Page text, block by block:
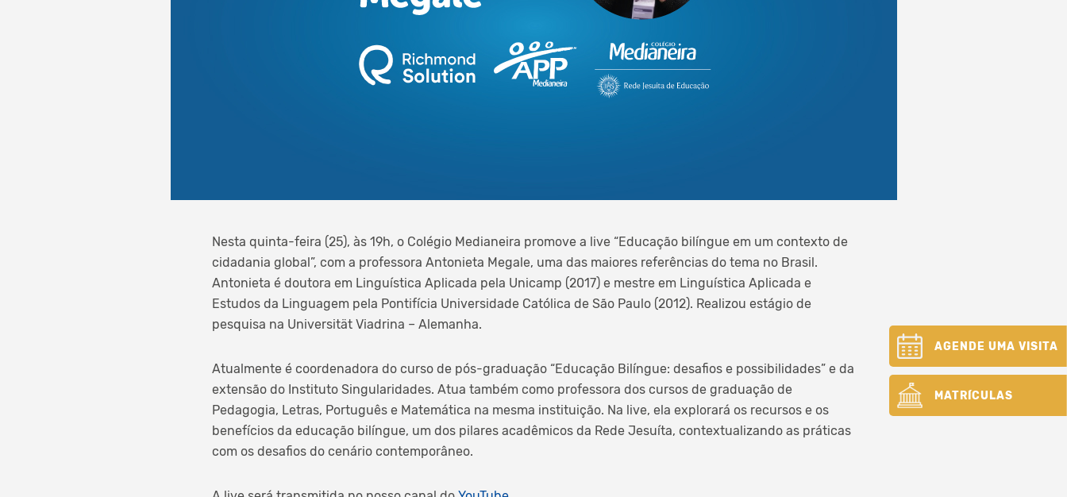
Nesta quinta-feira (25), às 19h, o Colégio Medianeira promove a live “Educação bilíngue em um contexto de
cidadania global”, com a professora Antonieta Megale, uma das maiores referências do tema no Brasil.
Antonieta é doutora em Linguística Aplicada pela Unicamp (2017) e mestre em Linguística Aplicada e
Estudos da Linguagem pela Pontifícia Universidade Católica de São Paulo (2012). Realizou estágio de
pesquisa na Universität Viadrina – Alemanha.
Atualmente é coordenadora do curso de pós-graduação “Educação Bilíngue: desafios e possibilidades” e da
extensão do Instituto Singularidades. Atua também como professora dos cursos de graduação de
Pedagogia, Letras, Português e Matemática na mesma instituição. Na live, ela explorará os recursos e os
benefícios da educação bilíngue, um dos pilares acadêmicos da Rede Jesuíta, contextualizando as práticas
com os desafios do cenário contemporâneo.
AGENDE UMA VISITA
MATRÍCULAS